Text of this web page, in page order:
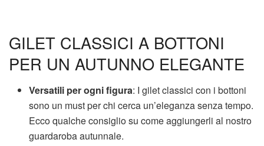
GILET CLASSICI A BOTTONI
PER UN AUTUNNO ELEGANTE
Versatili per ogni figura: I gilet classici con i bottoni
sono un must per chi cerca un’eleganza senza tempo.
Ecco qualche consiglio su come aggiungerli al nostro
guardaroba autunnale.